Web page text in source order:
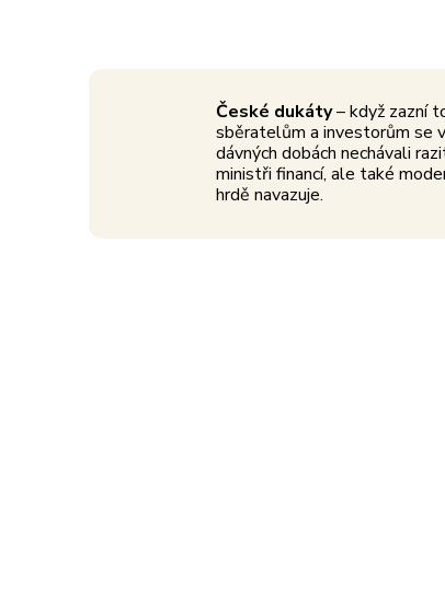
České dukáty– když zazní
sběratelům a investorům se
dávných dobách nechávali
ministři financí, ale také
hrdě navazuje.